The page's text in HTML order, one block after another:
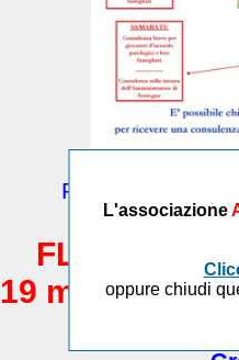
L'associazione
oppure chiudi
Puoi vedere
FLASH
19 maggio